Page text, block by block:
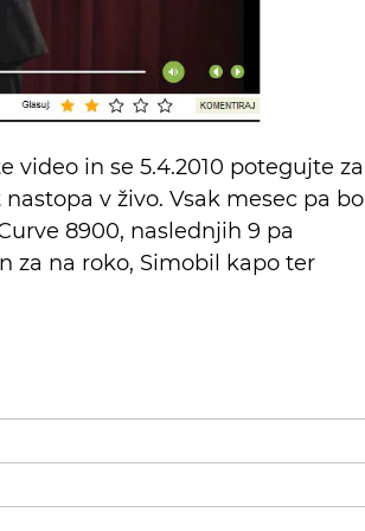
video in se 5.4.2010 potegujte za
v živo. Vsak mesec pa bo
8900, naslednjih 9 pa
za na roko, Simobil kapo ter